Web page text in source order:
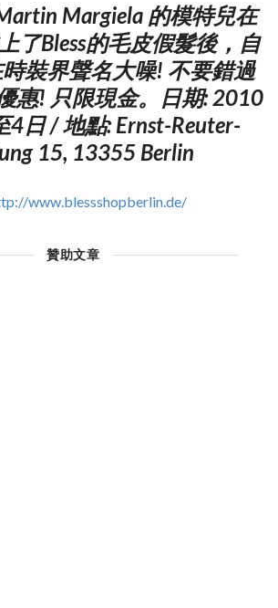
Margiela 的模特兒在
了Bless的毛皮假髮後，自
時裝界聲名大噪! 不要錯過
惠! 只限現金。日期: 2010
4日 / 地點: Ernst-Reuter-
15, 13355 Berlin
www.blessshopberlin.de/
贊助文章